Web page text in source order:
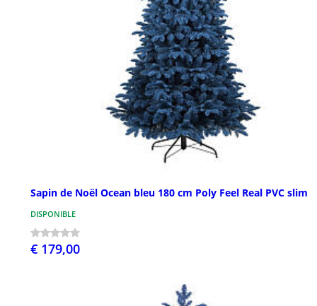
Sapin de Noël Ocean bleu 180 cm Poly Feel Real PVC slim
DISPONIBLE
€ 179,00